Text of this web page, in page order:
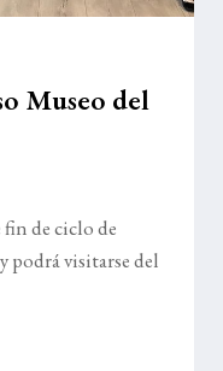
Museo del
de ciclo de
podrá visitarse del